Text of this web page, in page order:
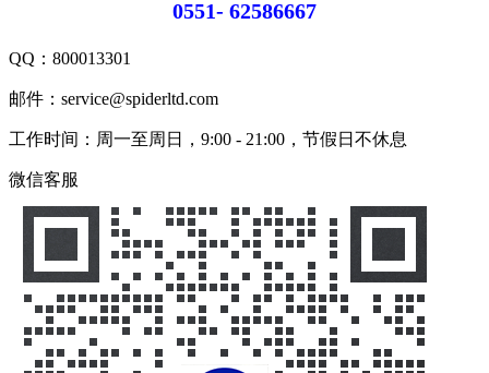
0551- 62586667
QQ： 800013301
邮件：service@spiderltd.com
工作时间：周一至周日，9:00 - 21:00，节假日不休息
微信客服